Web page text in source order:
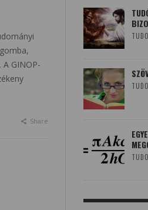
GINOP-
Share